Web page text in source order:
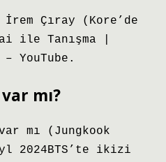
Çıray (Kore’de
ile Tanışma |
YouTube.
mı?
mı (Jungkook
2024BTS’te ikizi